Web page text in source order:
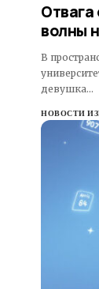
Отвага
волны
В
девушка…
НОВОСТИ